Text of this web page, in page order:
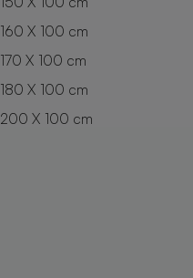
160 X 100 cm
170 X 100 cm
180 X 100 cm
200 X 100 cm